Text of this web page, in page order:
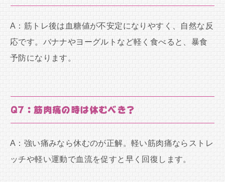
A：筋トレ後は血糖値が不安定になりやすく、自然な反
応です。バナナやヨーグルトなど軽く食べると、暴食
予防になります。
Q7：筋肉痛の時は休むべき？
A：強い痛みなら休むのが正解。軽い筋肉痛ならストレ
ッチや軽い運動で血流を促すと早く回復します。